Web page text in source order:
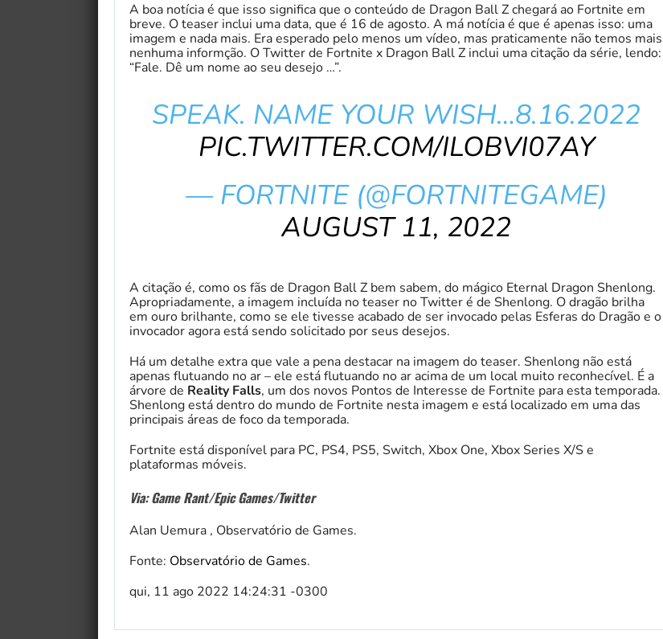
A boa notícia é que isso significa que o conteúdo de Dragon Ball Z chegará ao Fortnite em
breve. O teaser inclui uma data, que é 16 de agosto. A má notícia é que é apenas isso: uma
imagem e nada mais. Era esperado pelo menos um vídeo, mas praticamente não temos mais
nenhuma informção. O Twitter de Fortnite x Dragon Ball Z inclui uma citação da série, lendo:
“Fale. Dê um nome ao seu desejo …”.
SPEAK. NAME YOUR WISH…8.16.2022
PIC.TWITTER.COM/ILOBVI07AY
— FORTNITE (@FORTNITEGAME)
AUGUST 11, 2022
A citação é, como os fãs de Dragon Ball Z bem sabem, do mágico Eternal Dragon Shenlong.
Apropriadamente, a imagem incluída no teaser no Twitter é de Shenlong. O dragão brilha
em ouro brilhante, como se ele tivesse acabado de ser invocado pelas Esferas do Dragão e o
invocador agora está sendo solicitado por seus desejos.
Há um detalhe extra que vale a pena destacar na imagem do teaser. Shenlong não está
apenas flutuando no ar – ele está flutuando no ar acima de um local muito reconhecível. É a
árvore de Reality Falls, um dos novos Pontos de Interesse de Fortnite para esta temporada.
Shenlong está dentro do mundo de Fortnite nesta imagem e está localizado em uma das
principais áreas de foco da temporada.
Fortnite está disponível para PC, PS4, PS5, Switch, Xbox One, Xbox Series X/S e
plataformas móveis.
Via: Game Rant/Epic Games/Twitter
Alan Uemura , Observatório de Games.
Fonte: Observatório de Games.
qui, 11 ago 2022 14:24:31 -0300